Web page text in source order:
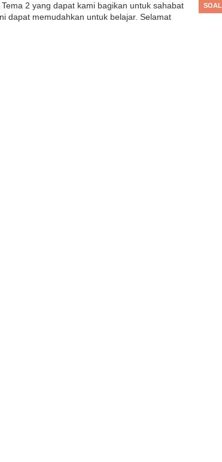
2 yang dapat kami bagikan untuk sahabat
dapat memudahkan untuk belajar. Selamat